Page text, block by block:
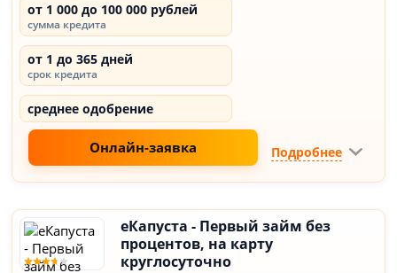
от 1 000 до 100 000 рублей
сумма кредита
от 1 до 365 дней
срок кредита
среднее одобрение
Онлайн-заявка Подробнее
еКапуста - Первый займ без
процентов, на карту
круглосуточно